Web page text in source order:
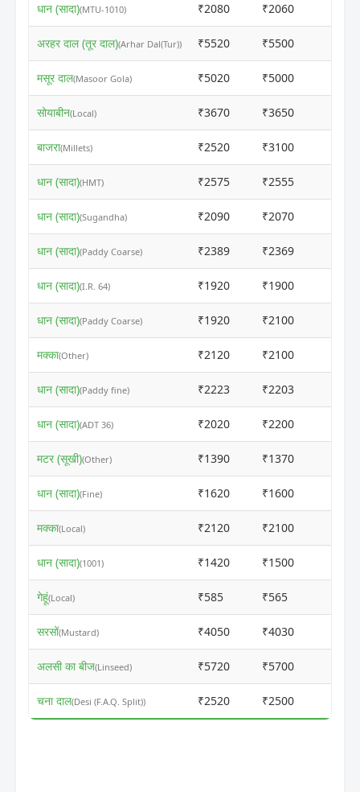
धान (सादा)(MTU-1010) ₹2080 ₹2060
अरहर दाल (तूर दाल)(Arhar Dal(Tur)) ₹5520 ₹5500
मसूर दाल(Masoor Gola) ₹5020 ₹5000
सोयाबीन(Local) ₹3670 ₹3650
बाजरा(Millets) ₹2520 ₹3100
धान (सादा)(HMT) ₹2575 ₹2555
धान (सादा)(Sugandha) ₹2090 ₹2070
धान (सादा)(Paddy Coarse) ₹2389 ₹2369
धान (सादा)(I.R. 64) ₹1920 ₹1900
धान (सादा)(Paddy Coarse) ₹1920 ₹2100
मक्का(Other) ₹2120 ₹2100
धान (सादा)(Paddy fine) ₹2223 ₹2203
धान (सादा)(ADT 36) ₹2020 ₹2200
मटर (सूखी)(Other) ₹1390 ₹1370
धान (सादा)(Fine) ₹1620 ₹1600
मक्का(Local) ₹2120 ₹2100
धान (सादा)(1001) ₹1420 ₹1500
गेहूं(Local) ₹585 ₹565
सरसों(Mustard) ₹4050 ₹4030
अलसी का बीज(Linseed) ₹5720 ₹5700
चना दाल(Desi (F.A.Q. Split)) ₹2520 ₹2500